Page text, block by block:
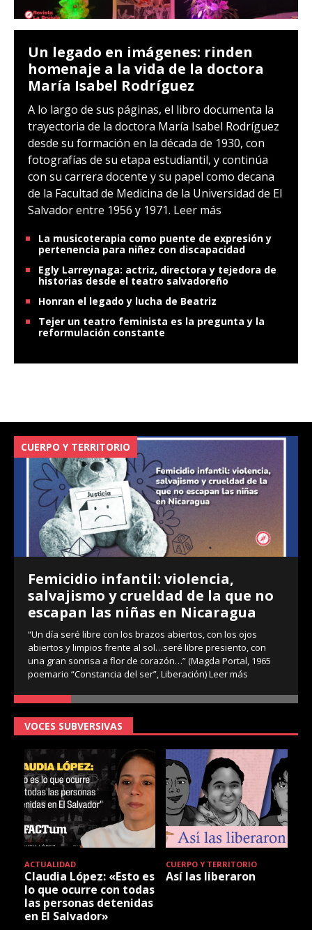
Un legado en imágenes: rinden
homenaje a la vida de la doctora
María Isabel Rodríguez
A lo largo de sus páginas, el libro documenta la
trayectoria de la doctora María Isabel Rodríguez
desde su formación en la década de 1930, con
fotografías de su etapa estudiantil, y continúa
con su carrera docente y su papel como decana
de la Facultad de Medicina de la Universidad de El
Salvador entre 1956 y 1971. Leer más
La musicoterapia como puente de expresión y
pertenencia para niñez con discapacidad
Egly Larreynaga: actriz, directora y tejedora de
historias desde el teatro salvadoreño
Honran el legado y lucha de Beatriz
Tejer un teatro feminista es la pregunta y la
reformulación constante
CUERPO Y TERRITORIO
Femicidio infantil: violencia,
salvajismo y crueldad de la que no
escapan las niñas en Nicaragua
“Un día seré libre con los brazos abiertos, con los ojos
abiertos y limpios frente al sol…seré libre presiento, con
una gran sonrisa a flor de corazón…” (Magda Portal, 1965
poemario “Constancia del ser”, Liberación)Leer más
VOCES SUBVERSIVAS
ACTUALIDAD
Claudia López: «Esto es
lo que ocurre con todas
las personas detenidas
en El Salvador»
CUERPO Y TERRITORIO
Así las liberaron